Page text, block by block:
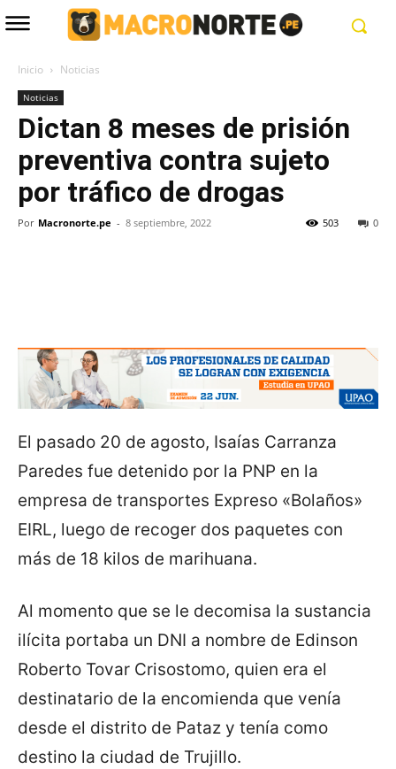
Inicio Noticias
Noticias
Dictan 8 meses de prisión
preventiva contra sujeto
por tráfico de drogas
Por Macronorte.pe - 8 septiembre, 2022 0
503
El pasado 20 de agosto, Isaías Carranza
Paredes fue detenido por la PNP en la
empresa de transportes Expreso «Bolaños»
EIRL, luego de recoger dos paquetes con
más de 18 kilos de marihuana.
Al momento que se le decomisa la sustancia
ilícita portaba un DNI a nombre de Edinson
Roberto Tovar Crisostomo, quien era el
destinatario de la encomienda que venía
desde el distrito de Pataz y tenía como
destino la ciudad de Trujillo.